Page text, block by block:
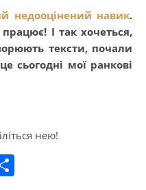
недооцінений навик.
І так хочеться,
тексти, почали
сьогодні мої ранкові
нею!